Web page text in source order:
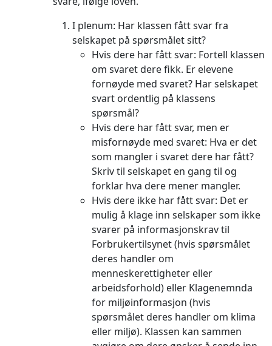
I plenum: Har klassen fått svar fra
selskapet på spørsmålet sitt?
Hvis dere har fått svar: Fortell klassen
om svaret dere fikk. Er elevene
fornøyde med svaret? Har selskapet
svart ordentlig på klassens
spørsmål?
Hvis dere har fått svar, men er
misfornøyde med svaret: Hva er det
som mangler i svaret dere har fått?
Skriv til selskapet en gang til og
forklar hva dere mener mangler.
Hvis dere ikke har fått svar: Det er
mulig å klage inn selskaper som ikke
svarer på informasjonskrav til
Forbrukertilsynet (hvis spørsmålet
deres handler om
menneskerettigheter eller
arbeidsforhold) eller Klagenemnda
for miljøinformasjon (hvis
spørsmålet deres handler om klima
eller miljø). Klassen kan sammen